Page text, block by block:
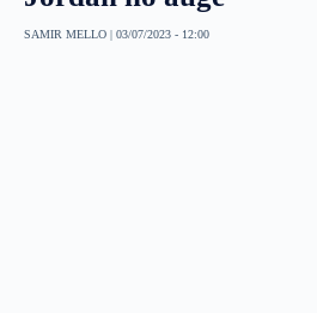
NBA
SAMIR MELLO | 03/07/2023 - 12:00